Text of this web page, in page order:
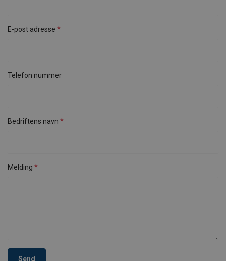
E-post adresse
Telefon nummer
Bedriftens navn
Melding
Send